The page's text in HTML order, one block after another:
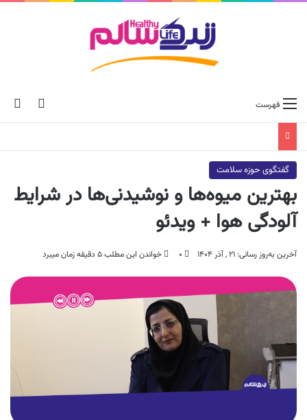
skin فهرست
گفتگوی حوزه سلامت
بهترین میوه‌ها و نوشیدنی‌ها در شرایط
آلودگی هوا + ویدئو
آخرین به‌روز رسانی: ۲۱ , آذر ۱۴۰۴ ۰ خواندن این مطلب ۵ دقیقه زمان میبرد